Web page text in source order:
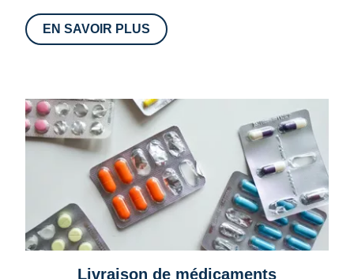
EN SAVOIR PLUS
Livraison de médicaments